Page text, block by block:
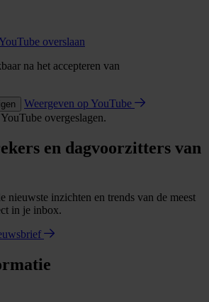
overslaan
na het accepteren van
Weergeven op YouTube
overgeslagen.
en dagvoorzitters van
nieuwste inzichten en trends van de meest
in je inbox.